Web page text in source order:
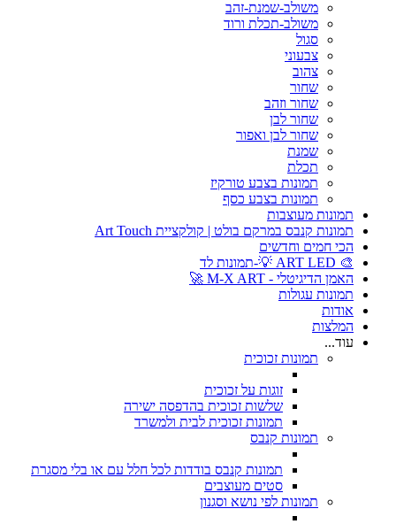
משולב-שמנת-זהב
משולב-תכלת ורוד
סגול
צבעוני
צהוב
שחור
שחור וזהב
שחור לבן
שחור לבן ואפור
שמנת
תכלת
תמונות בצבע טורקיז
תמונות בצבע כסף
תמונות מעוצבות
תמונות קנבס במרקם בולט | קולקציית Art Touch
הכי חמים וחדשים
🎨 ART LED 💡-תמונות לד
האמן הדיגיטלי - M-X ART 🚀
תמונות עגולות
אודות
המלצות
עוד...
תמונות זכוכית
זוגות על זכוכית
שלשות זכוכית בהדפסה ישירה
תמונות זכוכית לבית ולמשרד
תמונות קנבס
תמונות קנבס בודדות לכל חלל עם או בלי מסגרת
סטים מעוצבים
תמונות לפי נושא וסגנון